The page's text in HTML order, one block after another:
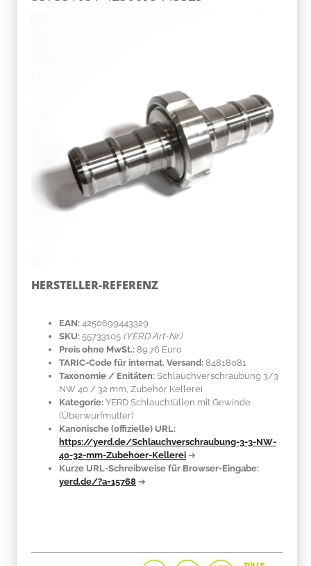
HERSTELLER-REFERENZ
EAN: 4250699443329
SKU: 55733105 (YERD Art-Nr.)
Preis ohne MwSt.: 89.76 Euro
TARIC-Code für internat. Versand: 84818081
Taxonomie / Enitäten: Schlauchverschraubung 3/3
NW 40 / 32 mm, Zubehör Kellerei
Kategorie: YERD Schlauchtüllen mit Gewinde
(Überwurfmutter)
Kanonische (offizielle) URL:
https://yerd.de/Schlauchverschraubung-3-3-NW-
40-32-mm-Zubehoer-Kellerei ➔
Kurze URL-Schreibweise für Browser-Eingabe:
yerd.de/?a=15768 ➔